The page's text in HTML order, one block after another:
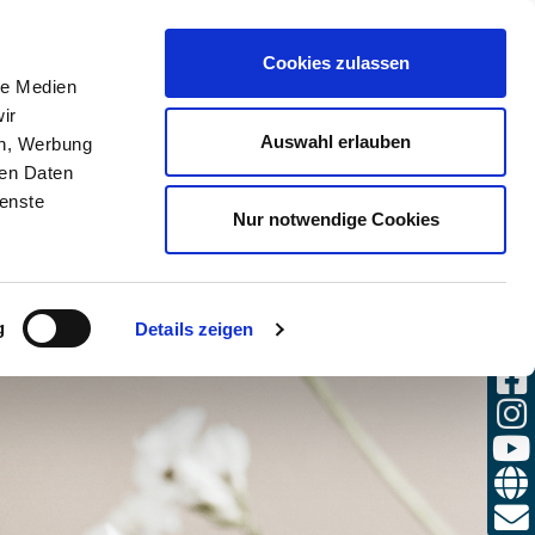
Medien
Werbung
Daten
Details zeigen
Cookies zulassen
Auswahl erlauben
Nur notwendige Cookies
(0) DE / DE